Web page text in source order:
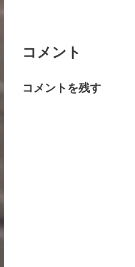
コメント
コメントを残す